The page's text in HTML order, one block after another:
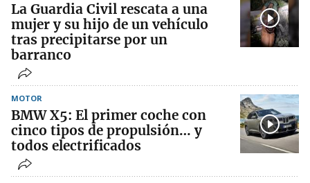
La Guardia Civil rescata a una
mujer y su hijo de un vehículo
tras precipitarse por un
barranco
MOTOR
BMW X5: El primer coche con
cinco tipos de propulsión… y
todos electrificados